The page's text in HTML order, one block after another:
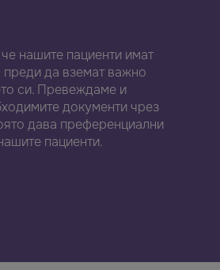
нашите пациенти имат
да вземат важно
си. Превеждаме и
документи чрез
дава преференциални
пациенти.